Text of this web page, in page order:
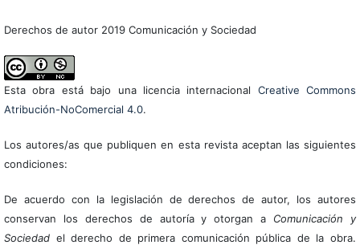
Derechos de autor 2019 Comunicación y Sociedad
Esta obra está bajo una licencia internacional Creative Commons
Atribución-NoComercial 4.0.
Los autores/as que publiquen en esta revista aceptan las siguientes
condiciones:
De acuerdo con la legislación de derechos de autor, los autores
conservan los derechos de autoría y otorgan a Comunicación y
Sociedadel derecho de primera comunicación pública de la obra.